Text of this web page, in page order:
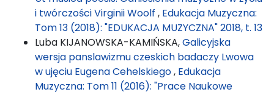
i twórczości Virginii Woolf , Edukacja Muzyczna:
Tom 13 (2018): "EDUKACJA MUZYCZNA" 2018, t. 13
Luba KIJANOWSKA-KAMIŃSKA,Galicyjska
wersja panslawizmu czeskich badaczy Lwowa
w ujęciu Eugena Cehelskiego, Edukacja
Muzyczna: Tom 11 (2016): "Prace Naukowe